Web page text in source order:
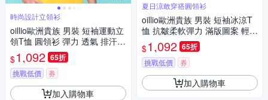
時尚設計立領衫
oillio歐洲貴族 男裝 短袖運動立
領T恤 圓領衫 彈力 透氣 排汗速
乾 防皺 黃色 法國品牌
$1,092 65折
挑戰低價 券
加入購物車
夏日涼敢穿搭圓領衫
oillio歐洲貴族 男裝 短袖冰涼T
恤 抗皺柔軟彈力 滿版圖案 輕盈
白色 法國品牌
$1,092 65折
挑戰低價 券
加入購物車